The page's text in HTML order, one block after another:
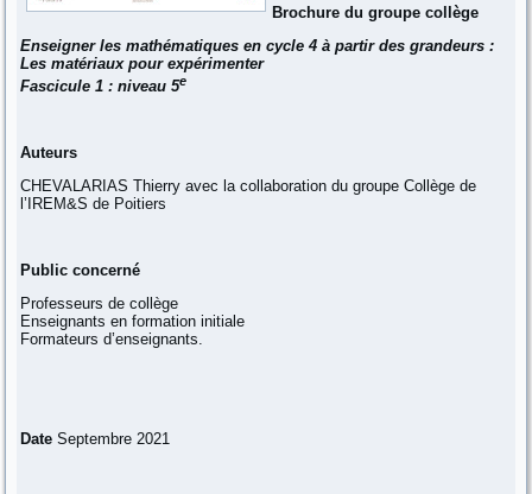
Brochure du groupe collège
Enseigner les mathématiques en cycle 4 à partir des grandeurs :
Les matériaux pour expérimenter
Fascicule 1 : niveau 5e
Auteurs
CHEVALARIAS Thierry avec la collaboration du groupe Collège de
l’IREM&S de Poitiers
Public concerné
Professeurs de collège
Enseignants en formation initiale
Formateurs d’enseignants.
DateSeptembre 2021